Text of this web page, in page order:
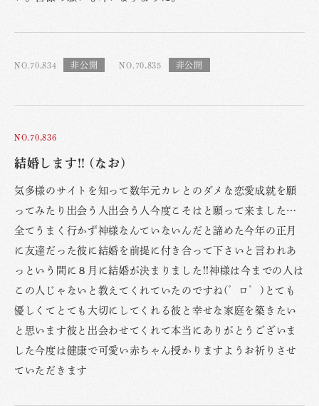
NO.70,834 NO.70,835
NO.70,836
結婚します!! (なお)
気多様のサイトを知って数年元カレとのダメな恋愛成就を願
ってみたり出会う人出会う人今度こそはと願って来ました…
全てうまく行かず神様なんていないんだと諦めた今年の正月
に友達だった彼に結婚を前提に付き合って下さいと言われあ
っという間に８月に結婚が決まりました!!神様は今までの人は
この人じゃないと教えてくれていたのですね(゜ロ゜)とても
優しくてとても大切にしてくれる彼と幸せな家庭を築きたい
と思います彼と出会わせてくれて本当にありがとうございま
した今度は健康で可愛い赤ちゃん授かりますようお祈りさせ
ていただきます